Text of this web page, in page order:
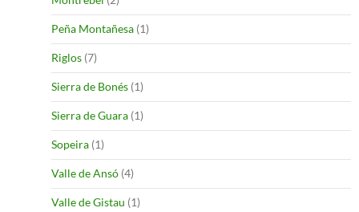
Peña Montañesa (1)
Riglos (7)
Sierra de Bonés (1)
Sierra de Guara (1)
Sopeira (1)
Valle de Ansó (4)
Valle de Gistau (1)